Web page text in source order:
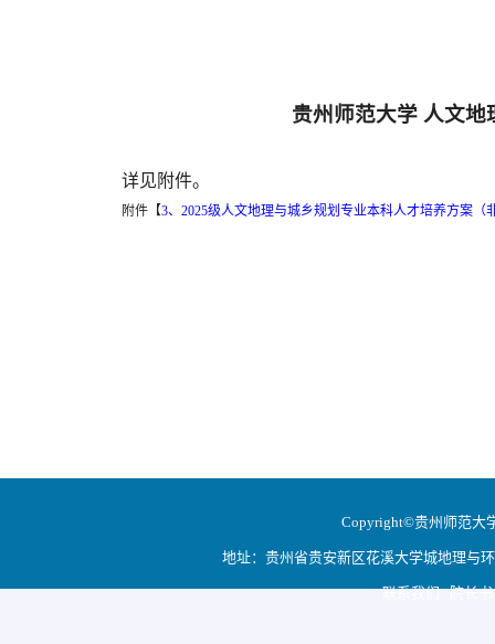
贵州师范大学 人文
详见附件。
附件【3、2025级人文地理与城乡规划专业本科人才培养方案（
Copyright©贵州师范大
地址：贵州省贵安新区花溪大学城地理与
联系我们 院长书